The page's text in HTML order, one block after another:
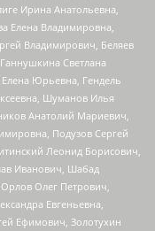
Ирина Анатольевна,
Елена Владимировна,
Владимирович, Беляев
Светлана
Елена Юрьевна, Гендель
Шуманов Илья
Анатолий Мариевич,
Подузов Сергей
Леонид Борисович,
Иванович, Шабад
Олег Петрович,
Евгеньевна,
Ефимович, Золотухин